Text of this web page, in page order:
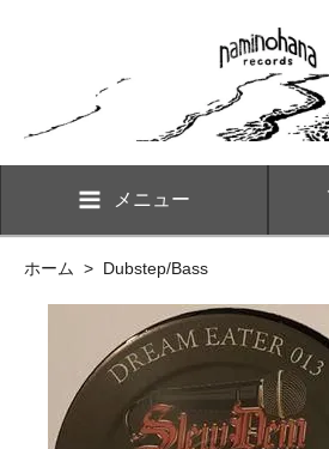
メニュー
ホーム > Dubstep/Bass